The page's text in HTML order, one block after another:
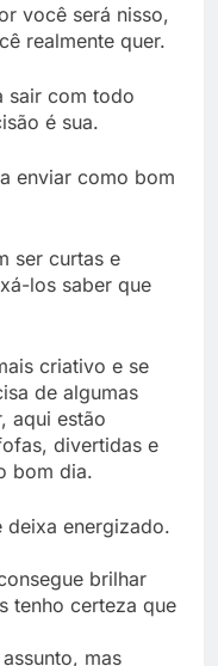
você será nisso,
realmente quer.
sair com todo
é sua.
enviar como bom
ser curtas e
los saber que
criativo e se
de algumas
aqui estão
divertidas e
bom dia.
deixa energizado.
brilhar
tenho certeza que
mas